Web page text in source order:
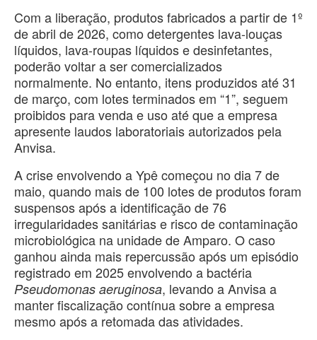
Com a liberação, produtos fabricados a partir de 1º
de abril de 2026, como detergentes lava-louças
líquidos, lava-roupas líquidos e desinfetantes,
poderão voltar a ser comercializados
normalmente. No entanto, itens produzidos até 31
de março, com lotes terminados em “1”, seguem
proibidos para venda e uso até que a empresa
apresente laudos laboratoriais autorizados pela
Anvisa.
A crise envolvendo a Ypê começou no dia 7 de
maio, quando mais de 100 lotes de produtos foram
suspensos após a identificação de 76
irregularidades sanitárias e risco de contaminação
microbiológica na unidade de Amparo. O caso
ganhou ainda mais repercussão após um episódio
registrado em 2025 envolvendo a bactéria
Pseudomonas aeruginosa, levando a Anvisa a
manter fiscalização contínua sobre a empresa
mesmo após a retomada das atividades.